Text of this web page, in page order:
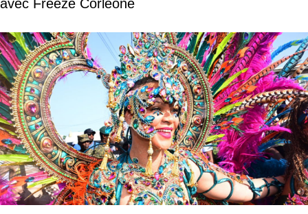
avec Freeze Corleone